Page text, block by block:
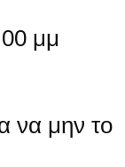
μμ
να μην το